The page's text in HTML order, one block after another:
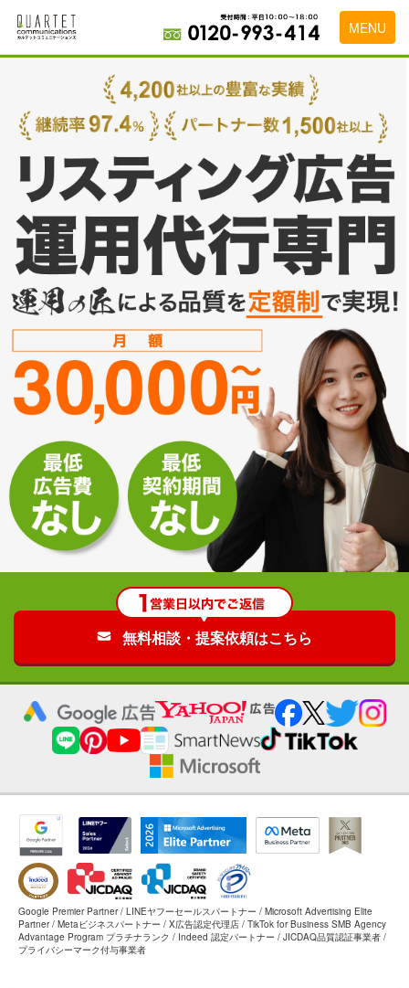
MENU
トップページ
初めて導入をお考えの方
代理店の乗り換えをお考えの方
広告代理店・HP制作会社様へ
お申し込みから運用開始までの流れ
会社概要
お問い合わせ
無料相談・提案依頼はこちら
Google Premier Partner / LINEヤフーセールスパートナー / Microsoft Advertising Elite
Partner / Metaビジネスパートナー / X広告認定代理店 / TikTok for Business SMB Agency
Advantage Program プラチナランク / Indeed 認定パートナー / JICDAQ品質認証事業者 /
プライバシーマーク付与事業者